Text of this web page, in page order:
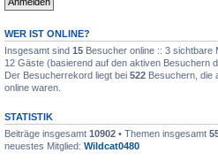
WER IST ONLINE?
Insgesamt sind 15 Besucher online :: 3 sichtbare
12 Gäste (basierend auf den aktiven Besuchern
Der Besucherrekord liegt bei 522 Besuchern, die
online waren.
STATISTIK
Beiträge insgesamt 10902 • Themen insgesamt
neuestes Mitglied: Wildcat0480